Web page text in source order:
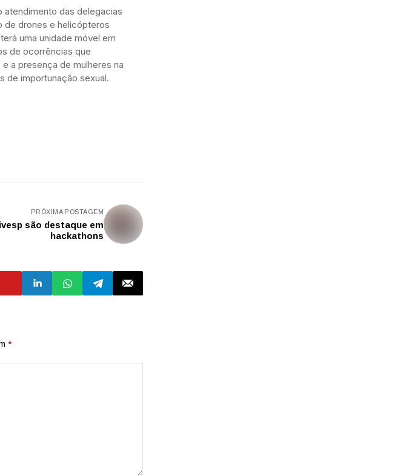
atendimento das delegacias
de drones e helicópteros
uma unidade móvel em
de ocorrências que
a presença de mulheres na
de importunação sexual.
PRÓXIMA POSTAGEM
são destaque em
hackathons
*